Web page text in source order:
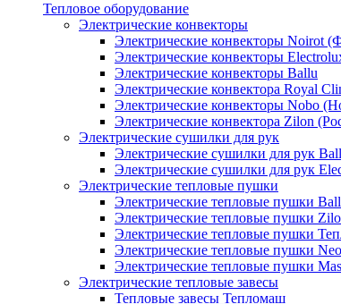
Тепловое оборудование
Электрические конвекторы
Электрические конвекторы Noirot
Электрические конвекторы
Электрические конвекторы Ballu
Электрические конвектора Royal
Электрические конвекторы Nobo
Электрические конвектора Zilon
Электрические сушилки для рук
Электрические сушилки для рук
Электрические сушилки для рук
Электрические тепловые пушки
Электрические тепловые пушки
Электрические тепловые пушки
Электрические тепловые пушки
Электрические тепловые пушки
Электрические тепловые пушки
Электрические тепловые завесы
Тепловые завесы Тепломаш